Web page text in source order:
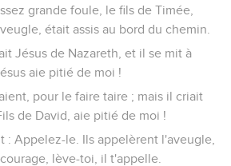
grande foule, le fils de Timée,
était assis au bord du chemin.
Jésus de Nazareth, et il se mit à
aie pitié de moi !
pour le faire taire ; mais il criait
de David, aie pitié de moi !
: Appelez-le. Ils appelèrent l'aveugle,
lève-toi, il t'appelle.